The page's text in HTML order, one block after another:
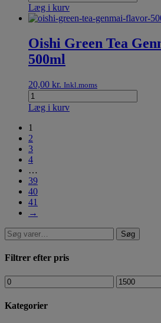
Læg i kurv
Oishi Green Tea
500ml
20,00 kr. Inkl.moms
Læg i kurv
1
2
3
4
…
39
40
41
→
Søg
Filtrer efter pris
Kategorier